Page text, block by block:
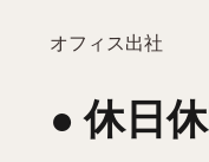
オフィス出社
● 休日